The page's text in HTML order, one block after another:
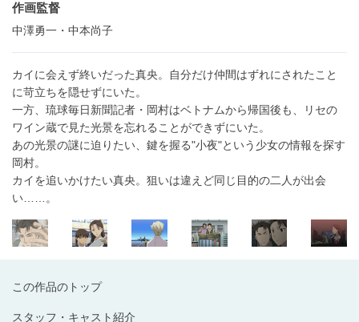
この作品のトップ
スタッフ・キャスト紹介
作画監督
中澤勇一・中本尚子
カイに会えず終いだった真央。自分だけ仲間はずれにされたこと
に苛立ちを隠せずにいた。
一方、琉球毎日新聞記者・岡村はベトナムから帰国後も、リセの
ワイン蔵で見た光景を忘れることができずにいた。
あの光景の謎に迫りたい、鍵を握る"小夜"という少女の情報を探す
岡村。
カイを追いかけたい真央。狙いは違えど同じ目的の二人が出会
い……。